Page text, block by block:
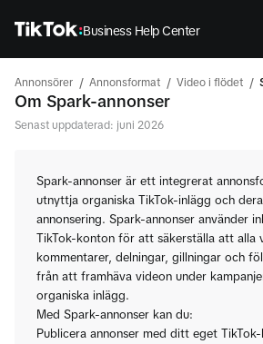
Business Help Center
Annonsörer / Annonsformat / Video i flödet /
Om Spark-annonser
Senast uppdaterad: juni 2026
Spark-annonser är ett integrerat
utnyttja organiska TikTok-inlägg och
annonsering. Spark-annonser använder
TikTok-konton för att säkerställa att alla
kommentarer, delningar, gillningar och
från att framhäva videon under
organiska inlägg.
Med Spark-annonser kan du:
Publicera annonser med ditt eget